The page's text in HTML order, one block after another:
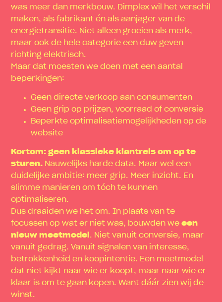
was meer dan merkbouw. Dimplex wil het verschil
maken, als fabrikant én als aanjager van de
energietransitie. Niet alleen groeien als merk,
maar ook de hele categorie een duw geven
richting elektrisch.
Maar dat moesten we doen met een aantal
beperkingen:
Geen directe verkoop aan consumenten
Geen grip op prijzen, voorraad of conversie
Beperkte optimalisatiemogelijkheden op de
website
Kortom: geen klassieke klantreis om op te
sturen. Nauwelijks harde data. Maar wel een
duidelijke ambitie: meer grip. Meer inzicht. En
slimme manieren om tóch te kunnen
optimaliseren.
Dus draaiden we het om. In plaats van te
focussen op wat er niet was, bouwden weeen
nieuw meetmodel . Niet vanuit conversie, maar
vanuit gedrag. Vanuit signalen van interesse,
betrokkenheid en koopintentie. Een meetmodel
dat niet kijkt naar wie er koopt, maar naar wie er
klaar is om te gaan kopen. Want dáár zien wij de
winst.